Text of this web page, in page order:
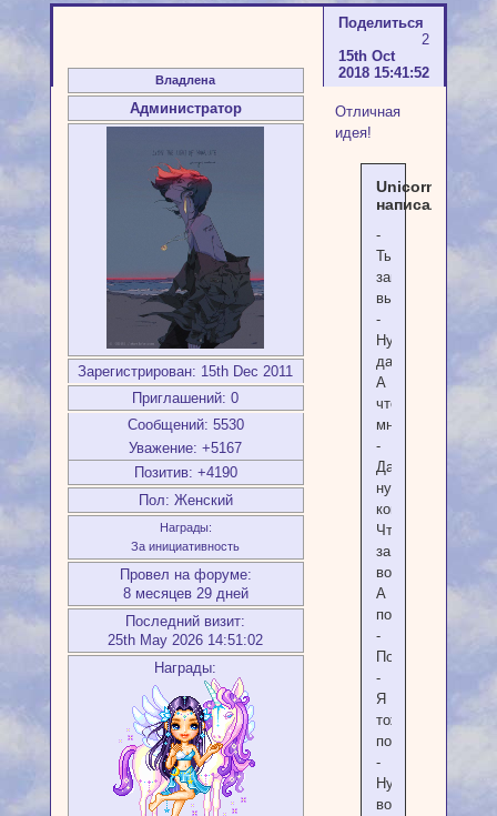
Поделиться
2
15th Oct
2018 15:41:52
Владлена
Администратор
Зарегистрирован: 15th Dec 2011
Приглашений: 0
Сообщений: 5530
Уважение: +5167
Позитив: +4190
Пол: Женский
Награды:
За инициативность
Провел на форуме:
8 месяцев 29 дней
Последний визит:
25th May 2026 14:51:02
Награды:
Отличная
идея!
Unicorn
написал(а):
-
Ты
замуж
вышла?
-
Ну
да.
А
что
мне?..
-
Да,
ну,
конечно.
Что
за
вопрос.
А
помнишь?..
-
Помню..
-
Я
тоже
помню..
-
Ну
вот